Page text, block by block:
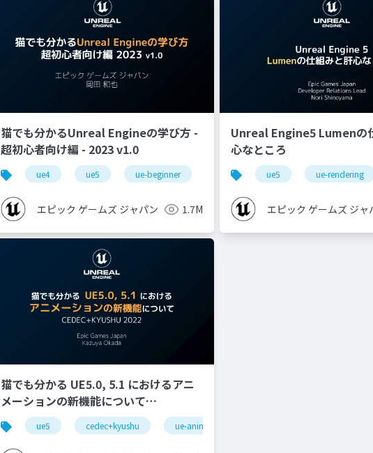
猫でも分かるUnreal Engineの学び方 -
超初心者向け編 - 2023 v1.0
ue4 ue5 ue-beginner
エピック ゲームズ ジャパン 1.7M
Unreal Engine5 Lumenの
心なところ
ue5 ue-rendering
エピック ゲームズ ジャ
shaperecognizeractivatestate oculus integration
猫でも分かる UE5.0, 5.1 におけるアニ
メーションの新機能について
【CEDEC+KYUSHU 2022】
ue5 cedec+kyushu ue-animation